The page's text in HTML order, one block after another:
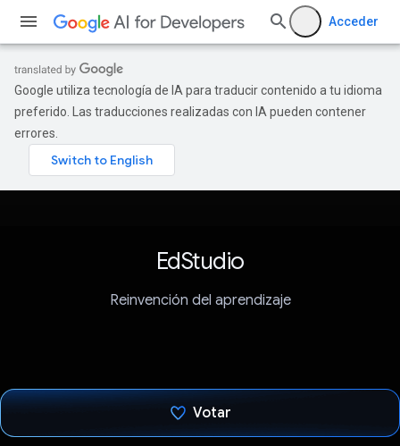
Acceder
Google utiliza tecnología de IA para traducir contenido a tu idioma
preferido. Las traducciones realizadas con IA pueden contener
errores.
EdStudio
Reinvención del aprendizaje
Votar